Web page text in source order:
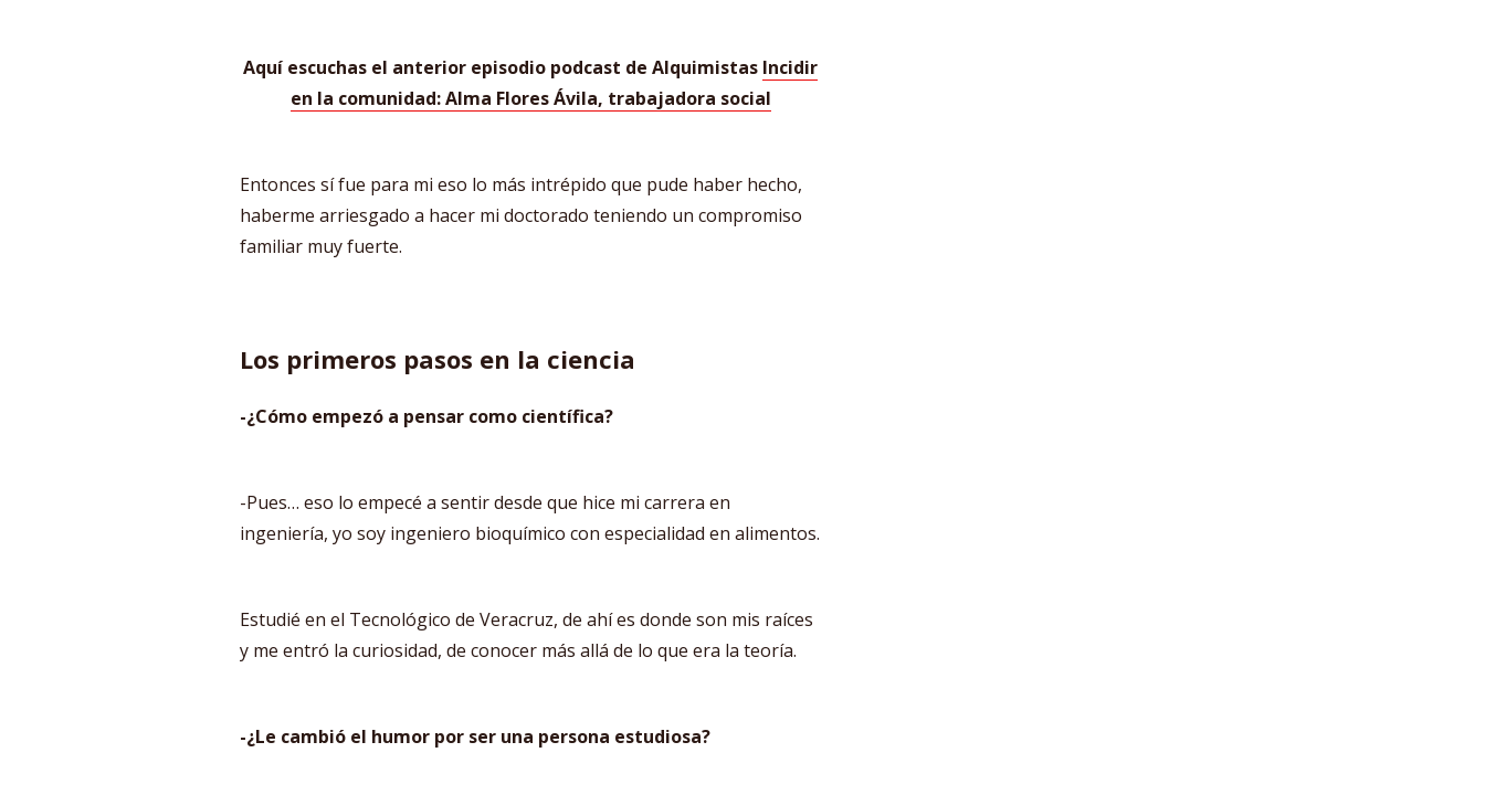
Aquí escuchas el anterior episodio podcast de Alquimistas Incidir
en la comunidad: Alma Flores Ávila, trabajadora social
Entonces sí fue para mi eso lo más intrépido que pude haber hecho,
haberme arriesgado a hacer mi doctorado teniendo un compromiso
familiar muy fuerte.
Los primeros pasos en la ciencia
-¿Cómo empezó a pensar como científica?
-Pues… eso lo empecé a sentir desde que hice mi carrera en
ingeniería, yo soy ingeniero bioquímico con especialidad en alimentos.
Estudié en el Tecnológico de Veracruz, de ahí es donde son mis raíces
y me entró la curiosidad, de conocer más allá de lo que era la teoría.
-¿Le cambió el humor por ser una persona estudiosa?